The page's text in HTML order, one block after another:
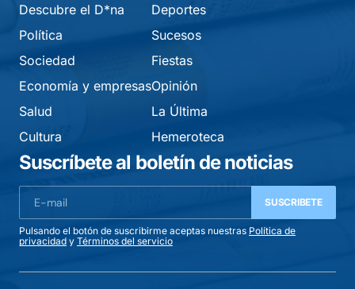
Descubre el D*na
Política
Sociedad
Economía y empresas
Salud
Cultura
Deportes
Sucesos
Fiestas
Opinión
La Última
Hemeroteca
Suscríbete al boletín de noticias
SUSCRIBETE
Pulsando el botón de suscribirme aceptas nuestras Política de
privacidad y Términos del servicio